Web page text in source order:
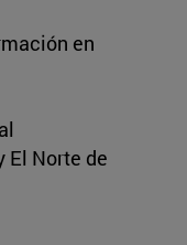
en
El Norte de